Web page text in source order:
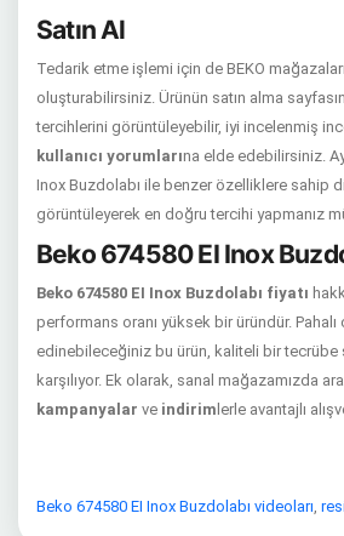
Satın Al
Tedarik etme işlemi için de BEKO
oluşturabilirsiniz. Ürünün satın alma
tercihlerini görüntüleyebilir, iyi incelenmiş
kullanıcı yorumlarına elde edebilirsiniz.
Inox Buzdolabı ile benzer özelliklere sahip
görüntüleyerek en doğru tercihi yapmanız
Beko 674580 EI Inox
Beko 674580 EI Inox Buzdolabı fiyatı
performans oranı yüksek bir üründür.
edinebileceğiniz bu ürün, kaliteli bir tecrübe
karşılıyor. Ek olarak, sanal mağazamızda
kampanyalar ve indirim lerle avantajlı
Beko 674580 EI Inox Buzdolabı videoları,